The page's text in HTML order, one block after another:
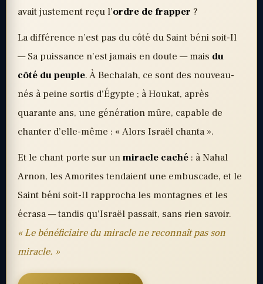
avait justement reçu l’ordre de frapper ?
La différence n’est pas du côté du Saint béni soit-Il
— Sa puissance n’est jamais en doute — mais du
côté du peuple. À Bechalah, ce sont des nouveau-
nés à peine sortis d’Égypte ; à Houkat, après
quarante ans, une génération mûre, capable de
chanter d’elle-même : « Alors Israël chanta ».
Et le chant porte sur unmiracle caché : à Nahal
Arnon, les Amorites tendaient une embuscade, et le
Saint béni soit-Il rapprocha les montagnes et les
écrasa — tandis qu’Israël passait, sans rien savoir.
« Le bénéficiaire du miracle ne reconnaît pas son
miracle. »